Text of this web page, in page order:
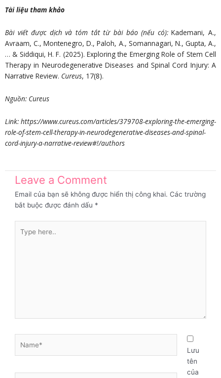
Tài liệu tham khảo
Bài viết được dịch và tóm tắt từ bài báo (nếu có):Kademani, A.,
Avraam, C., Montenegro, D., Paloh, A., Somannagari, N., Gupta, A.,
… & Siddiqui, H. F. (2025). Exploring the Emerging Role of Stem Cell
Therapy in Neurodegenerative Diseases and Spinal Cord Injury: A
Narrative Review. Cureus, 17(8).
Nguồn: Cureus
Link: https://www.cureus.com/articles/379708-exploring-the-emerging-
role-of-stem-cell-therapy-in-neurodegenerative-diseases-and-spinal-
cord-injury-a-narrative-review#!/authors
Leave a Comment
Email của bạn sẽ không được hiển thị công khai. Các trường
bắt buộc được đánh dấu *
here..
Lưu
tên
của